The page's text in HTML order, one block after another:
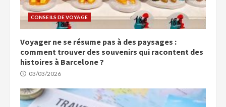
CONSEILS DE VOYAGE
Voyager ne se résume pas à des paysages :
comment trouver des souvenirs qui racontent des
histoires à Barcelone ?
03/03/2026